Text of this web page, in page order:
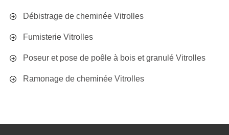
Débistrage de cheminée Vitrolles
Fumisterie Vitrolles
Poseur et pose de poêle à bois et granulé Vitrolles
Ramonage de cheminée Vitrolles